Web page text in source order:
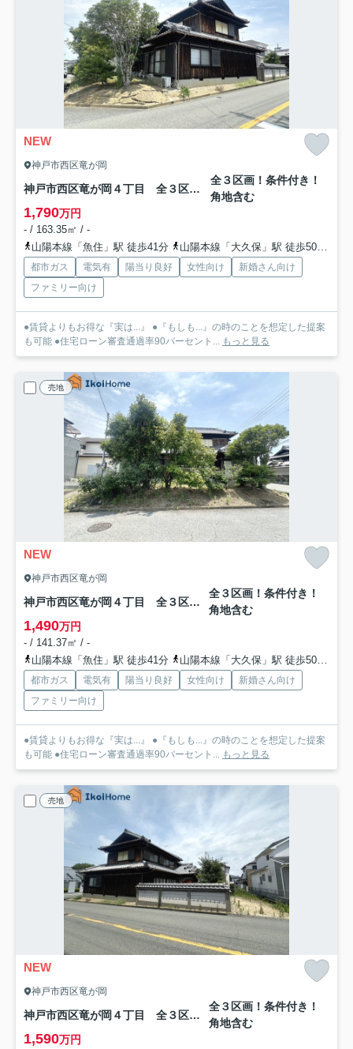
NEW
神戸市西区竜が岡
神戸市西区竜が岡４丁目 全３区画１号地 土地
全３区画！条件付き！
角地含む
1,790万円
- / 163.35㎡ / -
山陽本線「魚住」駅 徒歩41分
山陽本線「大久保」駅 徒歩50分
都市ガス 電気有 陽当り良好 女性向け
新婚さん向け
ファミリー向け
●賃貸よりもお得な『実は...』 ●『もしも...』の時のことを想定した提案
も可能 ●住宅ローン審査通過率90パーセント... もっと見る
売地
NEW
神戸市西区竜が岡
神戸市西区竜が岡４丁目 全３区画2号地 土地
全３区画！条件付き！
角地含む
1,490万円
- / 141.37㎡ / -
山陽本線「魚住」駅 徒歩41分
山陽本線「大久保」駅 徒歩50分
都市ガス 電気有 陽当り良好 女性向け
新婚さん向け
ファミリー向け
●賃貸よりもお得な『実は...』 ●『もしも...』の時のことを想定した提案
も可能 ●住宅ローン審査通過率90パーセント... もっと見る
売地
NEW
神戸市西区竜が岡
神戸市西区竜が岡４丁目 全３区画3号地 土地
全３区画！条件付き！
角地含む
1,590万円